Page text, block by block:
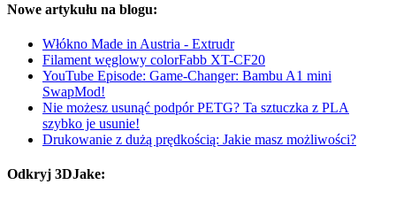
Nowe artykułu na blogu:
Włókno Made in Austria - Extrudr
Filament węglowy colorFabb XT-CF20
YouTube Episode: Game-Changer: Bambu A1 mini
SwapMod!
Nie możesz usunąć podpór PETG? Ta sztuczka z PLA
szybko je usunie!
Drukowanie z dużą prędkością: Jakie masz możliwości?
Odkryj 3DJake: